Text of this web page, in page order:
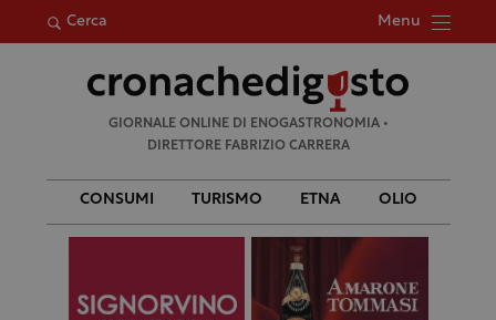
Cerca Menu
per:
GIORNALE ONLINE DI ENOGASTRONOMIA •
DIRETTORE FABRIZIO CARRERA
CONSUMI TURISMO ETNA OLIO